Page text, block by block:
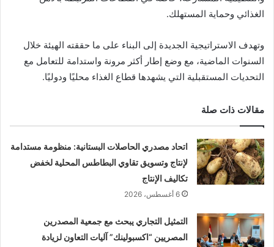
الغذائي وحماية المستهلك.
وتهدف الاستراتيجية الجديدة إلى البناء على ما حققته الهيئة خلال
السنوات الماضية، مع وضع إطار أكثر مرونة واستدامة للتعامل مع
التحديات المستقبلية التي يشهدها قطاع الغذاء محليًا ودوليًا.
مقالات ذات صلة
اتحاد مصدري الحاصلات البستانية: منظومة مستدامة
لإنتاج وتسويق تقاوي البطاطس المحلية لخفض
تكاليف الإنتاج
6 أغسطس، 2026
التمثيل التجاري يبحث مع جمعية المصدرين
المصريين “اكسبولينك” آليات التعاون لزيادة